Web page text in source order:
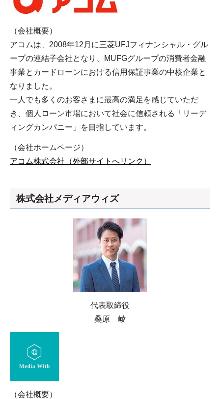
（会社概要）
アコムは、2008年12月に三菱UFJフィナンシャル・グル
ープの連結子会社となり、MUFGグループの消費者金融
事業とカードローンにおける信用保証事業の中核企業と
なりました。
一人でも多くのお客さまに最高の満足を感じていただ
き、個人ローン市場において社会に信頼される「リーデ
ィングカンパニー」を目指しています。
（会社ホームページ）
アコム株式会社（外部サイトへリンク）
株式会社メディアウィズ
代表取締役
桑原 崚
（会社概要）